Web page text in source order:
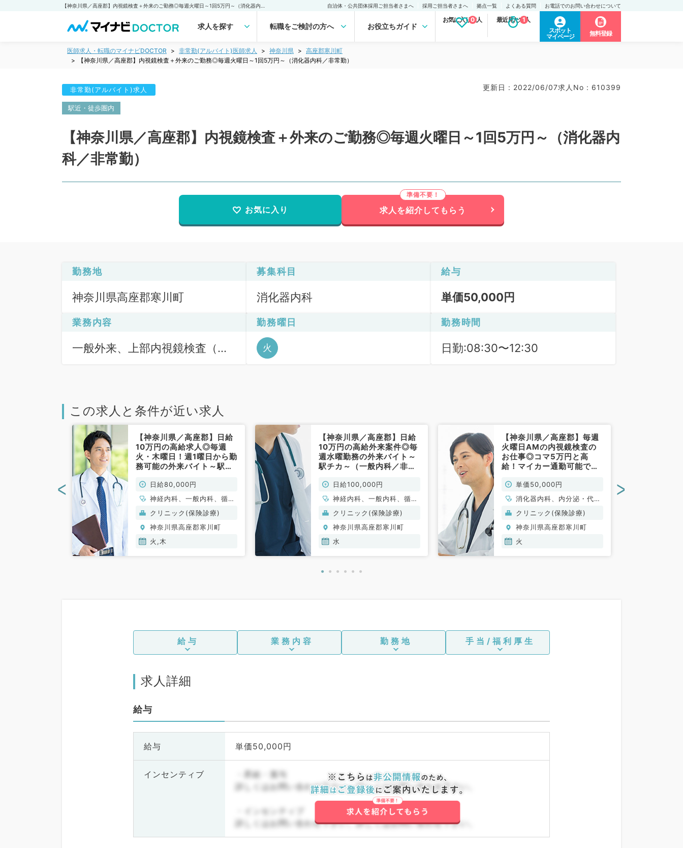
自治体・公共団体採用ご担当者さまへ 採用ご担当者さまへ 拠点一覧 よくある質問 お電話でのお問い合わせについて
求人を探す 転職をご検討の方へ お役立ちガイド
お気に入り求人
0 最近見た求人
1
スポット
マイページ
無料登録
医師求人・転職のマイナビDOCTOR 非常勤(アルバイト)医師求人 神奈川県
高座郡寒川町
【神奈川県／高座郡】内視鏡検査＋外来のご勤務◎毎週火曜日～1回5万円～（消化器内科／非常勤）
非常勤(アルバイト)求人 更新日 : 2022/06/07求人No : 610399
駅近・徒歩圏内
【神奈川県／高座郡】内視鏡検査＋外来のご勤務◎毎週火曜日～1回5万円～（消化器内
科／非常勤）
お気に入り 求人を紹介してもらう
勤務地
神奈川県高座郡寒川町
募集科目
消化器内科
給与
単価50,000円
業務内容
一般外来、上部内視鏡検査（Ｇ
勤務曜日
火
勤務時間
日勤:08:30〜12:30
この求人と条件が近い求人
【神奈川県／高座郡】日給
10万円の高給求人◎毎週
火・木曜日！週1曜日から勤
務可能の外来バイト～駅チ
日給80,000円
神経内科、一般内科、循環
器内科、呼吸器内科、消化
器内科、内分泌・代謝内
科、腎臓内科、老年内科、
血液内科
クリニック(保険診療)
神奈川県高座郡寒川町
火,木
【神奈川県／高座郡】日給
10万円の高給外来案件◎毎
週水曜勤務の外来バイト～
駅チカ～（一般内科／非常
日給100,000円
神経内科、一般内科、循環
器内科、呼吸器内科、消化
器内科、内分泌・代謝内
科、腎臓内科、老年内科、
血液内科
クリニック(保険診療)
神奈川県高座郡寒川町
水
【神奈川県／高座郡】毎週
火曜日AMの内視鏡検査の
お仕事◎コマ5万円と高
給！マイカー通勤可能です
単価50,000円
消化器内科、内分泌・代謝
内科
クリニック(保険診療)
神奈川県高座郡寒川町
火
< >
給与 業務内容 勤務地 手当/福利厚生
求人詳細
給与
給与 単価50,000円
インセンティブ
・昇給・賞与
詳しくはお問い合わせ下さい。詳しくはお問い合わせ下さい。
・インセンティブ
詳しくはお問い合わせ下さい。詳しくはお問い合わせ下さい。